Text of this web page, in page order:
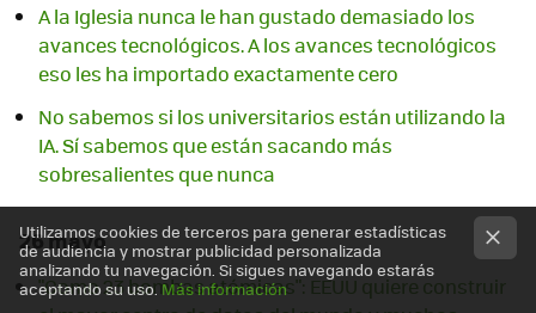
A la Iglesia nunca le han gustado demasiado los
avances tecnológicos. A los avances tecnológicos
eso les ha importado exactamente cero
No sabemos si los universitarios están utilizando la
IA. Sí sabemos que están sacando más
sobresalientes que nunca
26 mayo
"Como 23 bombas atómicas": EEUU quiere construir
Utilizamos cookies de terceros para generar estadísticas
de audiencia y mostrar publicidad personalizada
analizando tu navegación. Si sigues navegando estarás
aceptando su uso.Más información